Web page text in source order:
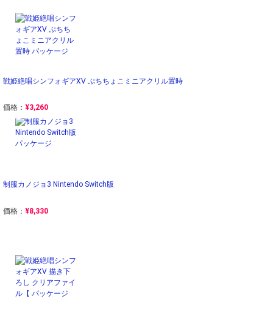
戦姫絶唱シンフォギアXV ぷちちょこミニアクリル置時
価格： ¥3,260
制服カノジョ3 Nintendo Switch版
価格： ¥8,330